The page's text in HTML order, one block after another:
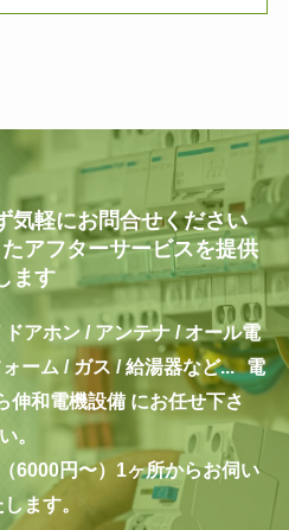
気軽にお問合せください
アフターサービスを提供
ます
アホン / アンテナ / オール電
ーム / ガス / 給湯器など...電
伸和電機設備 にお任せ下さ
い。
6000円〜）1ヶ所からお伺い
ます。